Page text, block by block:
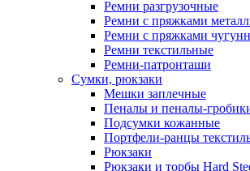
Ремни разгрузочные
Ремни с пряжками
Ремни с пряжками
Ремни текстильные
Ремни-патронташи
Сумки, рюкзаки
Мешки заплечные
Пеналы и пеналы-
Подсумки кожанные
Портфели-ранцы
Рюкзаки
Рюкзаки и торбы Hard